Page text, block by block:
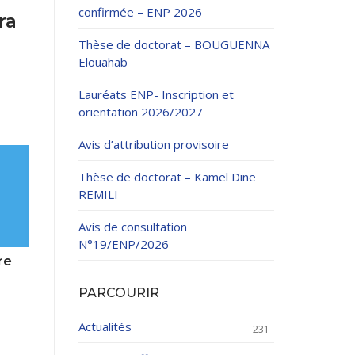
des Relations
sportives
et
confirmée – ENP 2026
Thèse de doctorat – BOUGUENNA
Elouahab
Lauréats ENP- Inscription et
orientation 2026/2027
Avis d’attribution provisoire
Thèse de doctorat – Kamel Dine
REMILI
Avis de consultation
N°19/ENP/2026
PARCOURIR
Actualités 231